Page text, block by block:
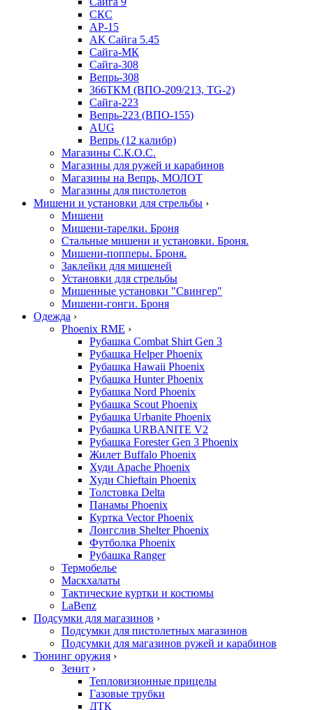
СКС
АР-15
АК Сайга 5.45
Сайга-МК
Сайга-308
Вепрь-308
366ТКМ (ВПО-209/213, TG-2)
Сайга-223
Вепрь-223 (ВПО-155)
AUG
Вепрь (12 калибр)
Магазины С.К.О.С.
Магазины для ружей и карабинов
Магазины на Вепрь, МОЛОТ
Магазины для пистолетов
Мишени и установки для стрельбы ›
Мишени
Мишени-тарелки. Броня
Стальные мишени и установки. Броня.
Мишени-попперы. Броня.
Заклейки для мишеней
Установки для стрельбы
Мишенные установки "Свингер"
Мишени-гонги. Броня
Одежда ›
Phoenix RME ›
Рубашка Combat Shirt Gen 3
Рубашка Helper Phoenix
Рубашка Hawaii Phoenix
Рубашка Hunter Phoenix
Рубашка Nord Phoenix
Рубашка Scout Phoenix
Рубашка Urbanite Phoenix
Рубашка URBANITE V2
Рубашка Forester Gen 3 Phoenix
Жилет Buffalo Phoenix
Худи Apache Phoenix
Худи Chieftain Phoenix
Толстовка Delta
Панамы Phoenix
Куртка Vector Phoenix
Лонгслив Shelter Phoenix
Футболка Phoenix
Рубашка Ranger
Термобелье
Маскхалаты
Тактические куртки и костюмы
LaBenz
Подсумки для магазинов ›
Подсумки для пистолетных магазинов
Подсумки для магазинов ружей и карабинов
Тюнинг оружия ›
Зенит ›
Тепловизионные прицелы
Газовые трубки
ДТК